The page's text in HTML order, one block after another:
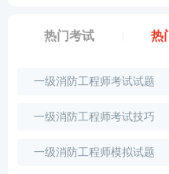
热门考试 热
一级消防工程师考试试题
一级消防工程师考试技巧
一级消防工程师模拟试题